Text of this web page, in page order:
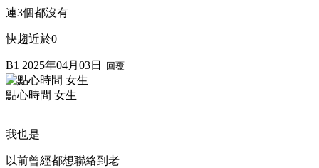
連3個都沒有
快趨近於0
B1 2025年04月03日 回覆
點心時間 女生
我也是
以前曾經都想聯絡到老